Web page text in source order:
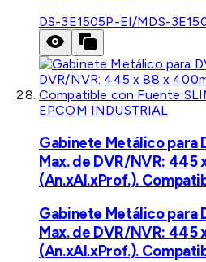
DS-3E1505P-EI/MDS-
EPCOM INDUSTRIAL
Gabinete Metálico para
Max. de DVR/NVR: 445
(An.xAl.xProf.).
Gabinete Metálico para
Max. de DVR/NVR: 445
(An.xAl.xProf.).